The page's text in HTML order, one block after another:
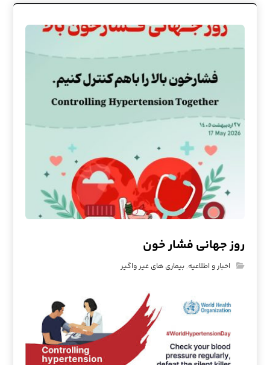
روز جهانی فشار خون
اخبار و اطلاعیه,بیماری های غیر واگیر